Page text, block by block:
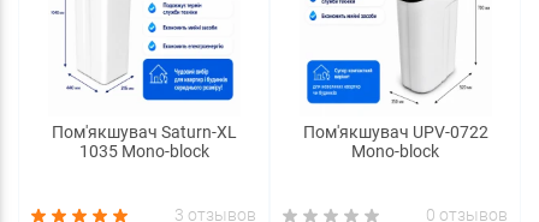
Пом'якшувач Saturn-XL
1035 Mono-block
3 отзывов
Пом'якшувач UPV-0722
Mono-block
0 отзывов